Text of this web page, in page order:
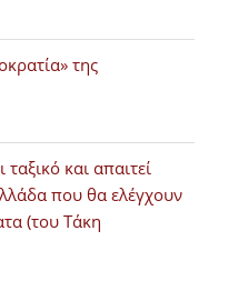
της
και απαιτεί
που θα ελέγχουν
(του Τάκη